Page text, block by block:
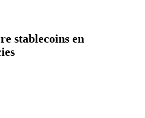
stablecoins en